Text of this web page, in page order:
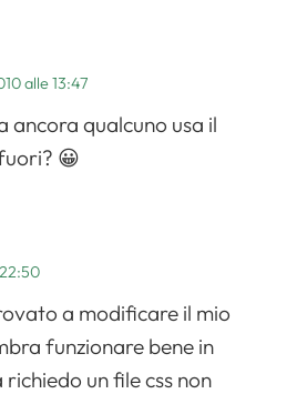
alle 13:47
ancora qualcuno usa il
😀
a modificare il mio
funzionare bene in
un file css non
Apri il menu di navigazione